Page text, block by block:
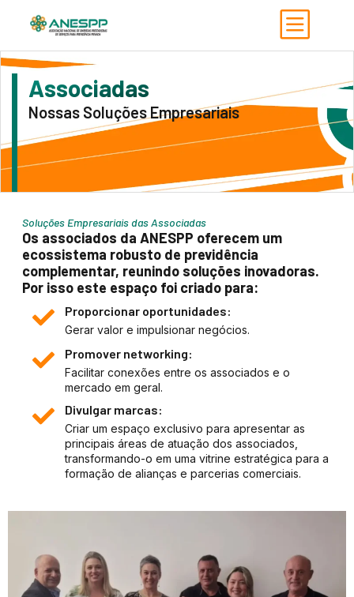
Associadas
Nossas Soluções Empresariais
Soluções Empresariais das Associadas
Os associados da ANESPP oferecem um
ecossistema robusto de previdência
complementar, reunindo soluções inovadoras.
Por isso este espaço foi criado para:
Proporcionar oportunidades:
Gerar valor e impulsionar negócios.
Promover networking:
Facilitar conexões entre os associados e o
mercado em geral.
Divulgar marcas:
Criar um espaço exclusivo para apresentar as
principais áreas de atuação dos associados,
transformando-o em uma vitrine estratégica para a
formação de alianças e parcerias comerciais.